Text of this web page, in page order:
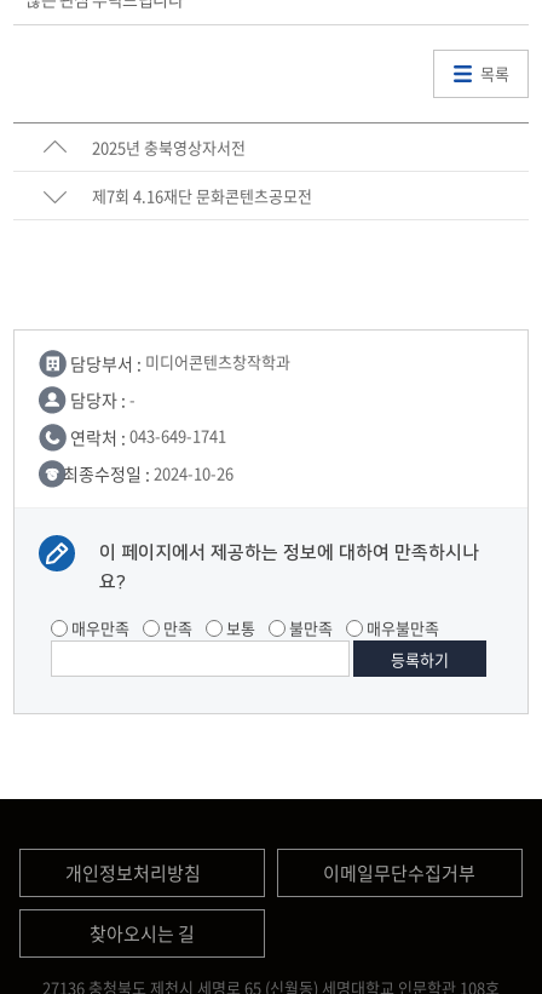
목록
2025년 충북영상자서전
제7회 4.16재단 문화콘텐츠공모전
담당부서 : 미디어콘텐츠창작학과
담당자 : -
연락처 : 043-649-1741
최종수정일 : 2024-10-26
이 페이지에서 제공하는 정보에 대하여 만족하시나
요?
매우만족 만족 보통 불만족 매우불만족
개인정보처리방침 이메일무단수집거부
찾아오시는 길
27136 충청북도 제천시 세명로 65 (신월동) 세명대학교 인문학관 108호